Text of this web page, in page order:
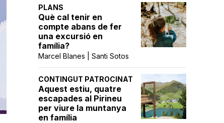
PLANS
Què cal tenir en
compte abans de fer
una excursió en
família?
Marcel Blanes | Santi Sotos
CONTINGUT PATROCINAT
Aquest estiu, quatre
escapades al Pirineu
per viure la muntanya
en família